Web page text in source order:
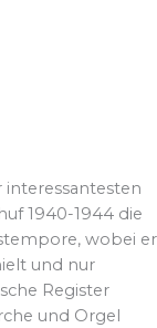
1940-1944 die
wobei er
und nur
Register
und Orgel